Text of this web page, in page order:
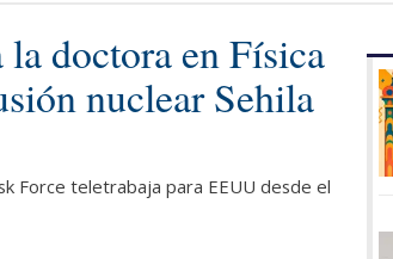
doctora en Física
nuclear Sehila
Force teletrabaja para EEUU desde el